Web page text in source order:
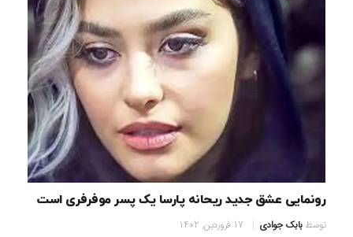
رونمایی عشق جدید ریحانه پارسا یک پسر موفرفری است
توسطبابک جوادی 17 فروردین, 1402